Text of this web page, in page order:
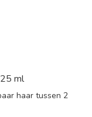
ml
haar tussen 2